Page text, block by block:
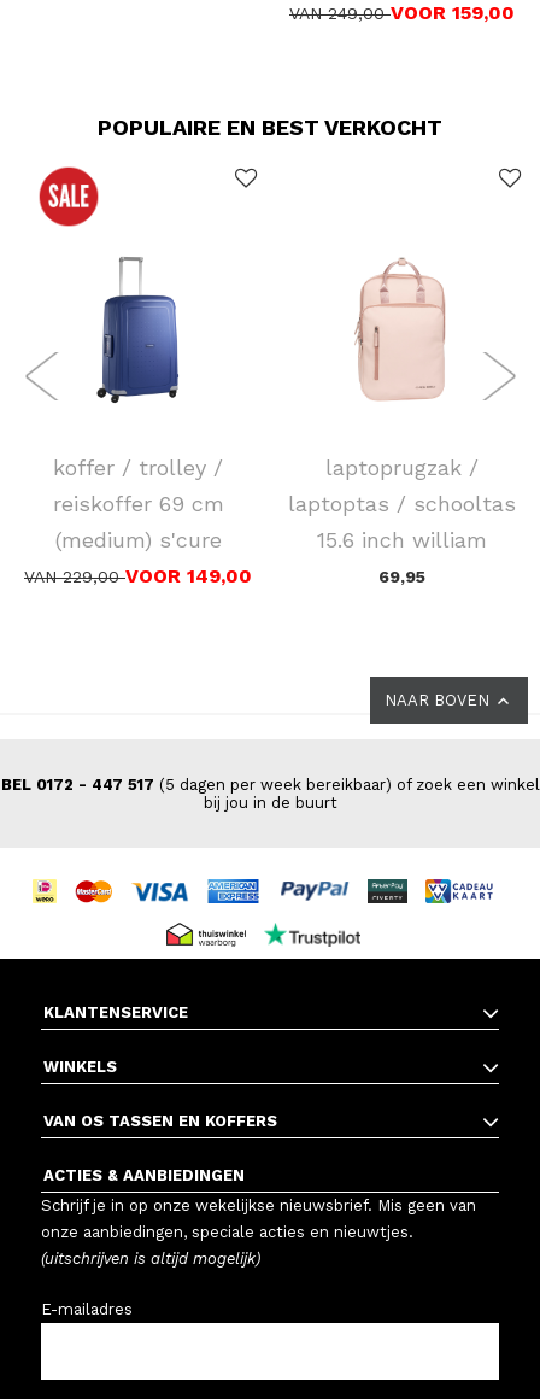
VAN 249,00VOOR 159,00
POPULAIRE EN BEST VERKOCHT
koffer / trolley /
reiskoffer 69 cm
(medium) s'cure
VAN 229,00VOOR 149,00
laptoprugzak /
laptoptas / schooltas
15.6 inch william
69,95
NAAR BOVEN
BEL 0172 - 447 517 (5 dagen per week bereikbaar) of zoek een winkel
bij jou in de buurt
KLANTENSERVICE
WINKELS
VAN OS TASSEN EN KOFFERS
ACTIES & AANBIEDINGEN
Schrijf je in op onze wekelijkse nieuwsbrief. Mis geen van
onze aanbiedingen, speciale acties en nieuwtjes.
(uitschrijven is altijd mogelijk)
E-mailadres